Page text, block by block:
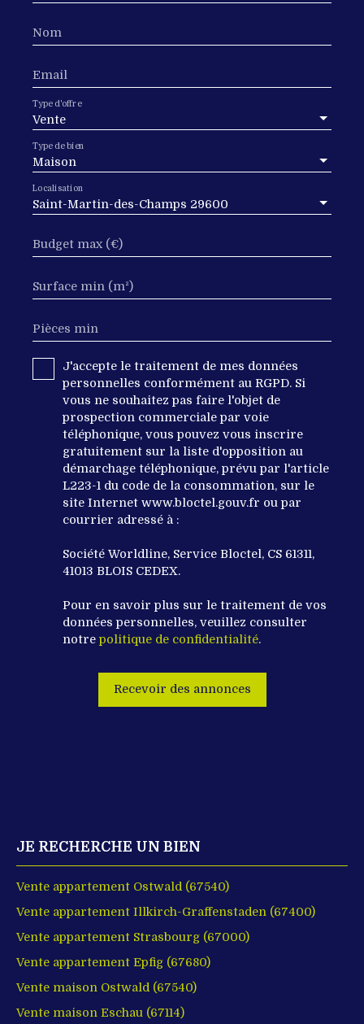
Nom
Email
Vente
Type d'offre
Maison
Type de bien
Saint-Martin-des-Champs 29600
Localisation
Budget max (€)
Surface min (m²)
Pièces min
J'accepte le traitement de mes données
personnelles conformément au RGPD. Si
vous ne souhaitez pas faire l'objet de
prospection commerciale par voie
téléphonique, vous pouvez vous inscrire
gratuitement sur la liste d'opposition au
démarchage téléphonique, prévu par l'article
L223-1 du code de la consommation, sur le
site Internet www.bloctel.gouv.fr ou par
courrier adressé à :
Société Worldline, Service Bloctel, CS 61311,
41013 BLOIS CEDEX.
Pour en savoir plus sur le traitement de vos
données personnelles, veuillez consulter
notre politique de confidentialité.
Recevoir des annonces
JE RECHERCHE UN BIEN
Vente appartement Ostwald (67540)
Vente appartement Illkirch-Graffenstaden (67400)
Vente appartement Strasbourg (67000)
Vente appartement Epfig (67680)
Vente maison Ostwald (67540)
Vente maison Eschau (67114)